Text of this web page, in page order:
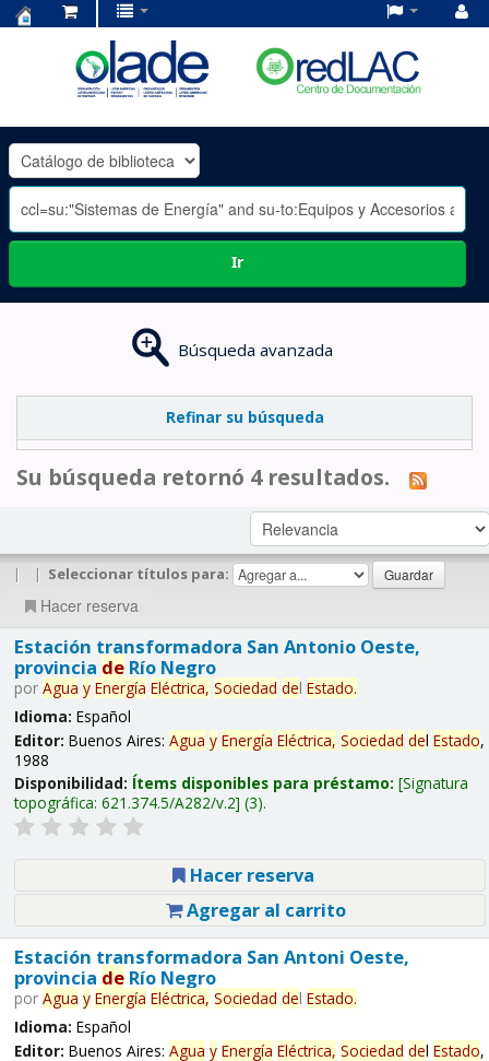
OLADE
-
Ir
Búsqueda avanzada
Refinar su búsqueda
Su búsqueda retornó 4 resultados.
| | Seleccionar títulos para:
Hacer reserva
Estación transformadora San Antonio Oeste,
provincia deRío Negro
por Agua y Energía Eléctrica, Sociedad del Estado.
Idioma: Español
Editor: Buenos Aires: Agua y Energía Eléctrica, Sociedad del Estado,
1988
Disponibilidad: Ítems disponibles para préstamo: Signatura
topográfica: 621.374.5/A282/v.2 (3).
Hacer reserva
Agregar al carrito
Estación transformadora San Antoni Oeste,
provincia deRío Negro
por Agua y Energía Eléctrica, Sociedad del Estado.
Idioma: Español
Editor: Buenos Aires: Agua y Energía Eléctrica, Sociedad del Estado,